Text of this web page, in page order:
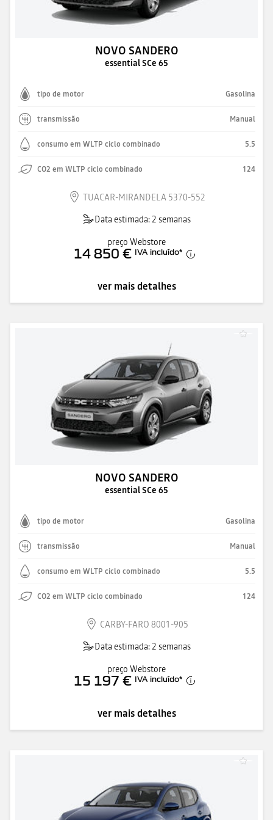
NOVO SANDERO
essential SCe 65
tipo de motor Gasolina
transmissão Manual
consumo em WLTP ciclo combinado 5.5
CO2 em WLTP ciclo combinado 124
TUACAR-MIRANDELA 5370-552
Data estimada: 2 semanas
preço Webstore
14 850 € IVA incluído*
ver mais detalhes
NOVO SANDERO
essential SCe 65
tipo de motor Gasolina
transmissão Manual
consumo em WLTP ciclo combinado 5.5
CO2 em WLTP ciclo combinado 124
CARBY-FARO 8001-905
Data estimada: 2 semanas
preço Webstore
15 197 € IVA incluído*
ver mais detalhes